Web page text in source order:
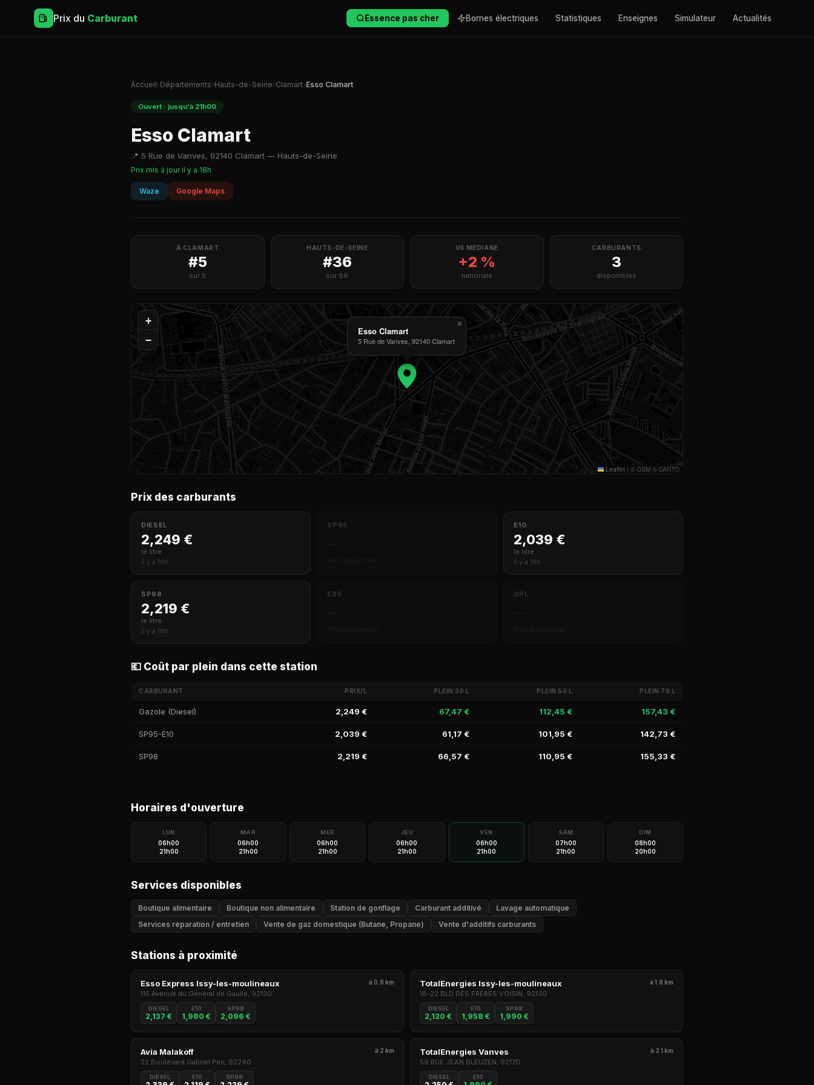
Prix du Carburant Essence pas cher Bornes électriques Statistiques Enseignes Simulateur Actualités
Accueil›Départements›Hauts-de-Seine›Clamart›Esso Clamart
Ouvert · jusqu'à 21h00
Esso Clamart
📍 5 Rue de Vanves, 92140 Clamart — Hauts-de-Seine
Prix mis à jour il y a 18h
Waze Google Maps
À CLAMART
#5
sur 5
HAUTS-DE-SEINE
#36
sur 66
VS MÉDIANE
+2 %
nationale
CARBURANTS
3
disponibles
Esso Clamart
5 Rue de Vanves, 92140 Clamart
×
+
−
Leaflet | © OSM © CARTO
Prix des carburants
DIESEL
2,249 €
le litre
il y a 18h
SP95 E10
2,039 €
le litre
il y a 18h
SP98
2,219 €
le litre
il y a 18h
E85 GPL
💶 Coût par plein dans cette station
CARBURANT PRIX/L PLEIN 30 L PLEIN 50 L PLEIN 70 L
Gazole (Diesel) 2,249 € 67,47 € 112,45 € 157,43 €
SP95-E10 2,039 € 61,17 € 101,95 € 142,73 €
SP98 2,219 € 66,57 € 110,95 € 155,33 €
Horaires d'ouverture
LUN
06h00
21h00
MAR
06h00
21h00
MER
06h00
21h00
JEU
06h00
21h00
VEN
06h00
21h00
SAM
07h00
21h00
DIM
08h00
20h00
Services disponibles
Boutique alimentaire Boutique non alimentaire Station de gonflage Carburant additivé
Lavage automatique
Services réparation / entretien
Vente de gaz domestique (Butane, Propane) Vente d'additifs carburants
Stations à proximité
Esso Express Issy-les-moulineaux à 0.8 km
115 Avenue du Général de Gaulle, 92130
DIESEL
2,137 €
E10
1,980 €
SP98
2,096 €
TotalEnergies Issy-les-moulineaux à 1.8 km
18-22 BLD DES FRERES VOISIN, 92130
DIESEL
2,120 €
E10
1,958 €
SP98
1,990 €
Avia Malakoff à 2 km
22 Boulevard Gabriel Péri, 92240
DIESEL E10 SP98
TotalEnergies Vanves à 2.1 km
59 RUE JEAN BLEUZEN, 92170
DIESEL E10